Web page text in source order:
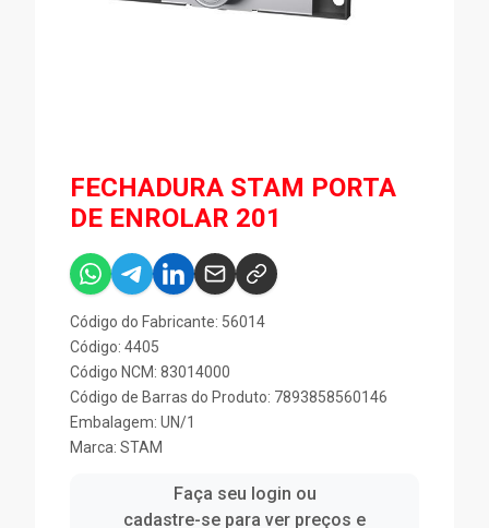
FECHADURA STAM PORTA
DE ENROLAR 201
Código do Fabricante: 56014
Código: 4405
Código NCM: 83014000
Código de Barras do Produto: 7893858560146
Embalagem: UN/1
Marca: STAM
Faça seu login ou
cadastre-se para ver preços e